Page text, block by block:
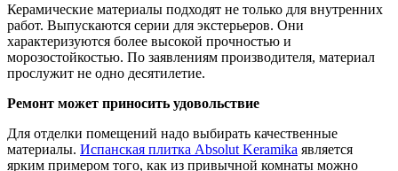
Керамические материалы подходят не только для внутренних
работ. Выпускаются серии для экстерьеров. Они
характеризуются более высокой прочностью и
морозостойкостью. По заявлениям производителя, материал
прослужит не одно десятилетие.
Ремонт может приносить удовольствие
Для отделки помещений надо выбирать качественные
материалы. Испанская плитка Absolut Keramika является
ярким примером того, как из привычной комнаты можно